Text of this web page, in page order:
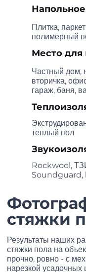
Плитка,
Место для
Частный
вторичка,
гараж, баня,
керамзит,
Rockwool,
Soundguard,
стяжки
Результаты наших
стяжки пола на
прочно, ровно - с
нарезкой